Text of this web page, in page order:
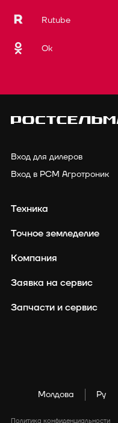
Rutube
Ok
Вход для дилеров
Вход в РСМ Агротроник
Техника
Точное земледелие
Компания
Заявка на сервис
Запчасти и сервис
Молдова Ру
Политика конфиденциальности